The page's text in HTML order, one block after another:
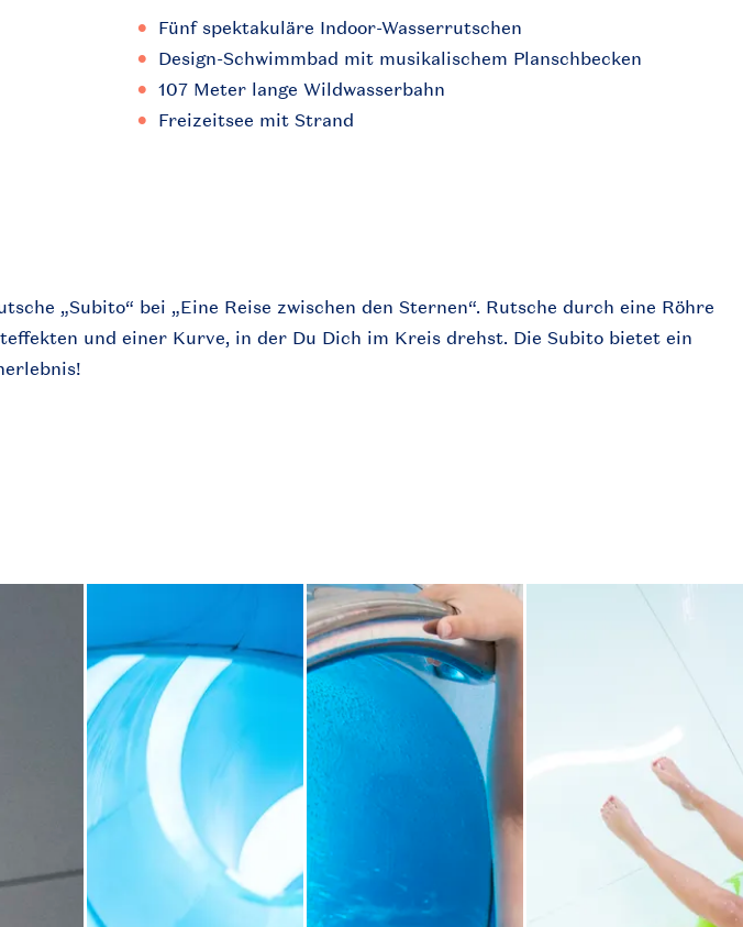
Fünf spektakuläre Indoor-Wasserrutschen
Design-Schwimmbad mit musikalischem Planschbecken
107 Meter lange Wildwasserbahn
Freizeitsee mit Strand
„Subito“ bei „Eine Reise zwischen den Sternen“. Rutsche durch eine Röhre
und einer Kurve, in der Du Dich im Kreis drehst. Die Subito bietet ein